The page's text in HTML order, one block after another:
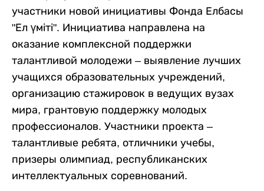
участники новой инициативы Фонда Елбасы
"Ел үміті". Инициатива направлена на
оказание комплексной поддержки
талантливой молодежи – выявление лучших
учащихся образовательных учреждений,
организацию стажировок в ведущих вузах
мира, грантовую поддержку молодых
профессионалов. Участники проекта –
талантливые ребята, отличники учебы,
призеры олимпиад, республиканских
интеллектуальных соревнований.